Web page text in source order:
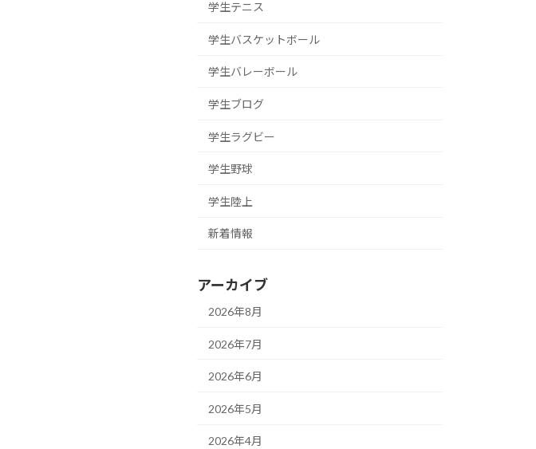
学生テニス
学生バスケットボール
学生バレーボール
学生ブログ
学生ラグビー
学生野球
学生陸上
新着情報
アーカイブ
2026年8月
2026年7月
2026年6月
2026年5月
2026年4月